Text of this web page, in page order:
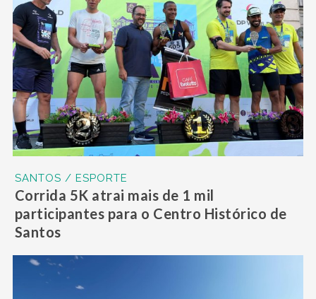
SANTOS / ESPORTE
Corrida 5K atrai mais de 1 mil
participantes para o Centro Histórico de
Santos